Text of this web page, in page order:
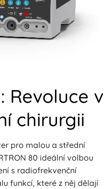
Revoluce v
chirurgii
pro malou a střední
80 ideální volbou
s radiofrekvenční
funkcí, které z něj dělají